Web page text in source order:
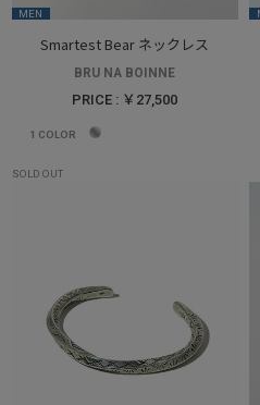
MEN
Smartest Bear ネックレス
BRU NA BOINNE
PRICE : ￥27,500
1 COLOR
SOLD OUT